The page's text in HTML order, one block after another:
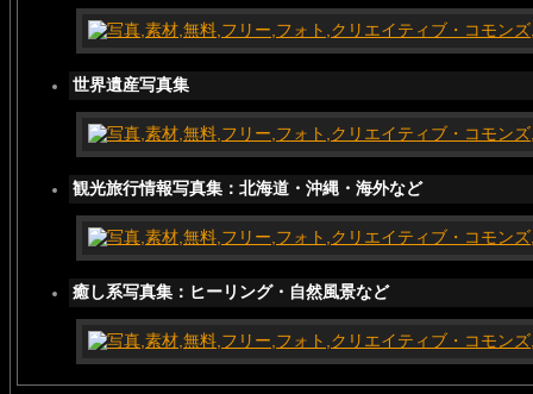
世界遺産写真集
観光旅行情報写真集：北海道・沖縄・海外など
癒し系写真集：ヒーリング・自然風景など